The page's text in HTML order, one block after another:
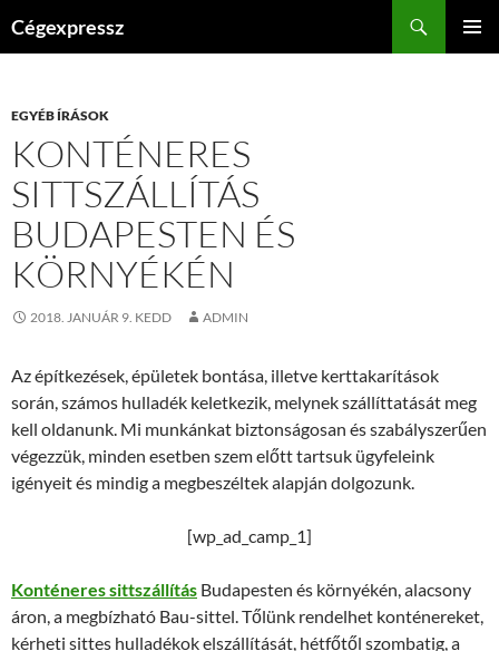
Cégexpressz
EGYÉB ÍRÁSOK
KONTÉNERES
SITTSZÁLLÍTÁS
BUDAPESTEN ÉS
KÖRNYÉKÉN
2018. JANUÁR 9. KEDD ADMIN
Az építkezések, épületek bontása, illetve kerttakarítások
során, számos hulladék keletkezik, melynek szállíttatását meg
kell oldanunk. Mi munkánkat biztonságosan és szabályszerűen
végezzük, minden esetben szem előtt tartsuk ügyfeleink
igényeit és mindig a megbeszéltek alapján dolgozunk.
[wp_ad_camp_1]
Konténeres sittszállítás Budapesten és környékén, alacsony
áron, a megbízható Bau-sittel. Tőlünk rendelhet konténereket,
kérheti sittes hulladékok elszállítását, hétfőtől szombatig, a